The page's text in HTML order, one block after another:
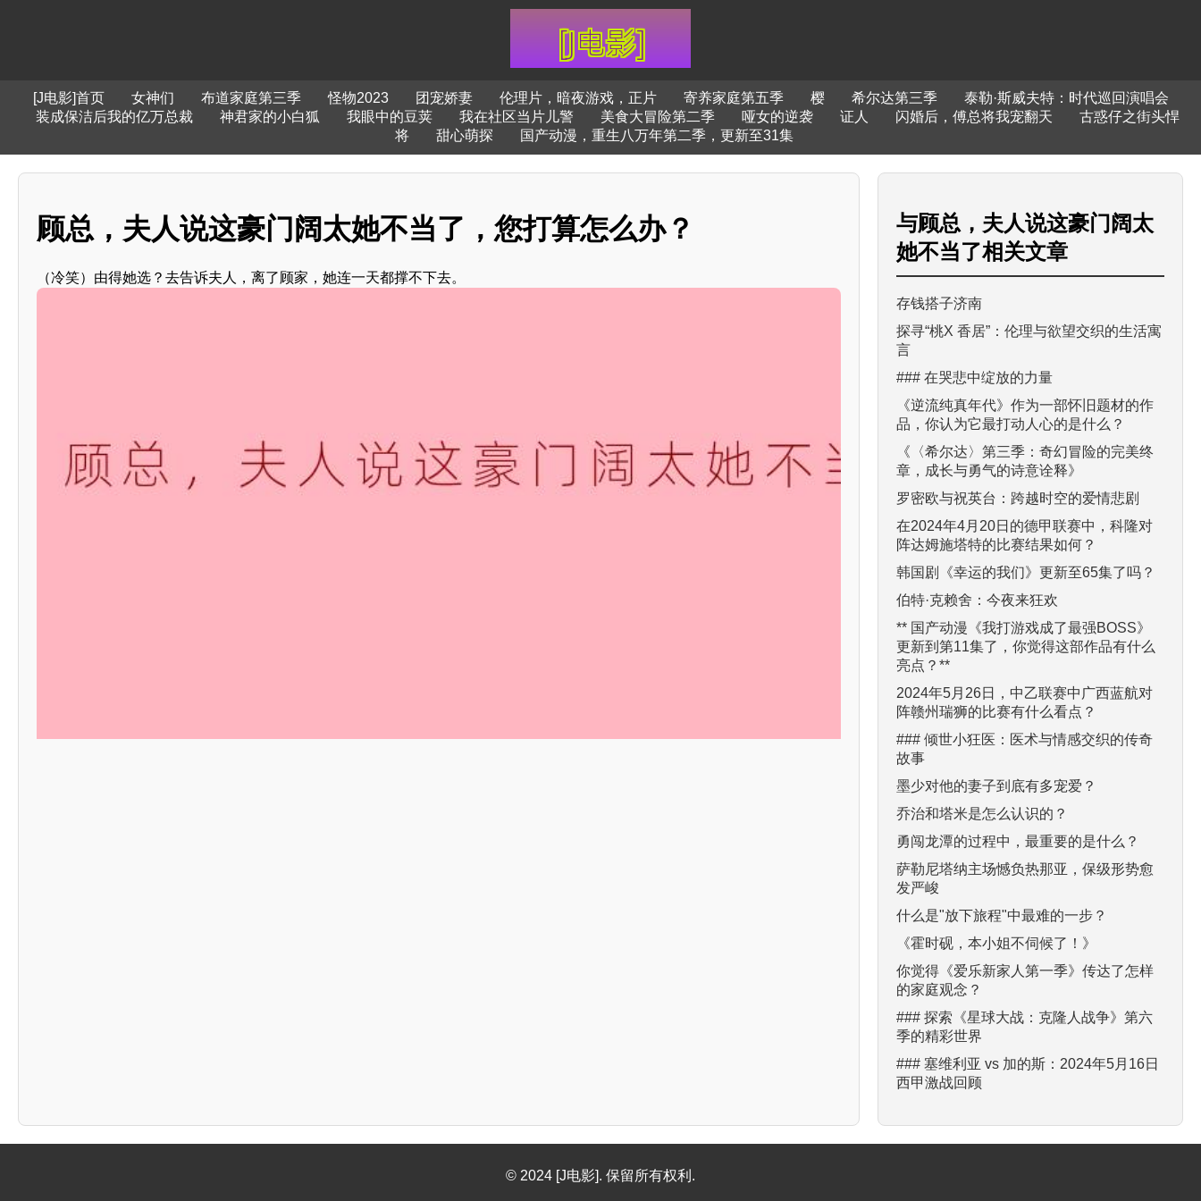
[J电影]首页 女神们 布道家庭第三季 怪物2023 团宠娇妻 伦理片，暗夜游戏，正片 寄养家庭第五季 樱 希尔达第三季
泰勒·斯威夫特：时代巡回演唱会
装成保洁后我的亿万总裁
神君家的小白狐 我眼中的豆荚 我在社区当片儿警 美食大冒险第二季 哑女的逆袭 证人 闪婚后，傅总将我宠翻天
古惑仔之街头悍
将
甜心萌探 国产动漫，重生八万年第二季，更新至31集
顾总，夫人说这豪门阔太她不当了，您打算怎么办？
（冷笑）由得她选？去告诉夫人，离了顾家，她连一天都撑不下去。
与顾总，夫人说这豪门阔太
她不当了相关文章
存钱搭子济南
探寻“桃X 香居”：伦理与欲望交织的生活寓
言
### 在哭悲中绽放的力量
《逆流纯真年代》作为一部怀旧题材的作
品，你认为它最打动人心的是什么？
《〈希尔达〉第三季：奇幻冒险的完美终
章，成长与勇气的诗意诠释》
罗密欧与祝英台：跨越时空的爱情悲剧
在2024年4月20日的德甲联赛中，科隆对
阵达姆施塔特的比赛结果如何？
韩国剧《幸运的我们》更新至65集了吗？
伯特·克赖舍：今夜来狂欢
** 国产动漫《我打游戏成了最强BOSS》
更新到第11集了，你觉得这部作品有什么
亮点？**
2024年5月26日，中乙联赛中广西蓝航对
阵赣州瑞狮的比赛有什么看点？
### 倾世小狂医：医术与情感交织的传奇
故事
墨少对他的妻子到底有多宠爱？
乔治和塔米是怎么认识的？
勇闯龙潭的过程中，最重要的是什么？
萨勒尼塔纳主场憾负热那亚，保级形势愈
发严峻
什么是"放下旅程"中最难的一步？
《霍时砚，本小姐不伺候了！》
你觉得《爱乐新家人第一季》传达了怎样
的家庭观念？
### 探索《星球大战：克隆人战争》第六
季的精彩世界
### 塞维利亚 vs 加的斯：2024年5月16日
西甲激战回顾
© 2024 [J电影]. 保留所有权利.